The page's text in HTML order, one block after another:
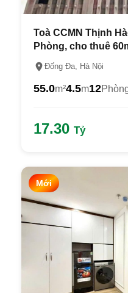
Toà CCMN Thịnh
Phòng, cho thuê
Đống Đa, Hà Nội
55.0m²4.5m12
17.30 Tỷ
Mới